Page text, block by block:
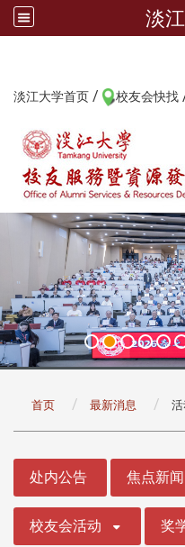
淡
淡江大学首页 / 校友会快找
首页 最新消息
处内公告 焦点新闻
校友会活动 奖